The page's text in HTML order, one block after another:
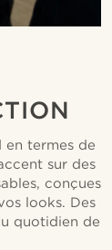
en termes de
sur des
conçues
looks. Des
quotidien de